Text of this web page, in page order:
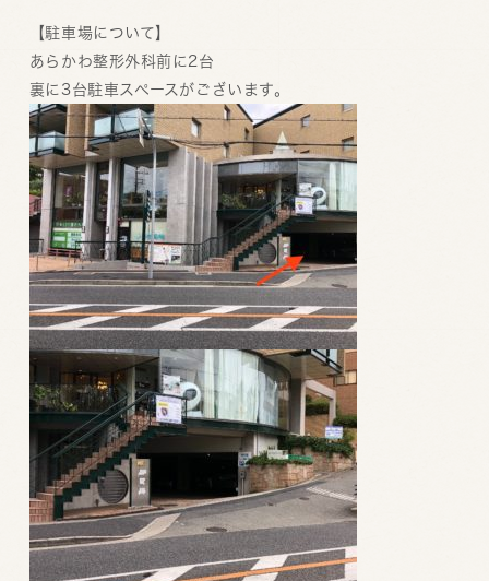
【駐車場について】
あらかわ整形外科前に2台
裏に3台駐車スペースがございます。